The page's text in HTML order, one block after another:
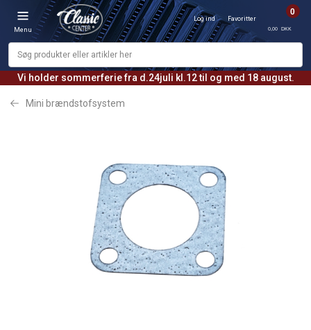
Vi holder sommerferie fra d.24juli kl.12 til og med 18 august.
Menu
Log ind Favoritter
0
0,00 DKK
Mini brændstofsystem